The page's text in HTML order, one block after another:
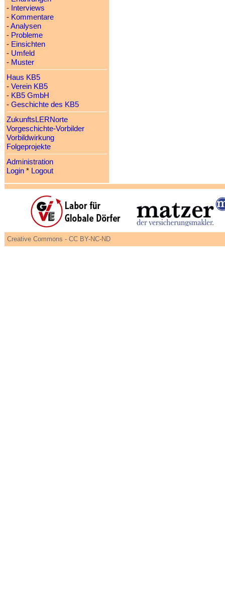
- Interviews
- Kommentare
-Analysen
- Probleme
- Einsichten
- Umfeld
- Muster
Haus KB5
- Verein KB5
- KB5 GmbH
- Geschichte des KB5
ZukunftsLERNorte
Vorgeschichte-Vorbilder
Vorbildwirkung
Folgeprojekte
Administration
Login* Logout
Creative Commons - CC BY-NC-ND